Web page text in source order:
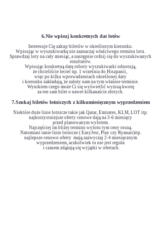
6.Nie wpisuj konkretnych dat lotów
Interesuje Cię zakup biletów w określonym kierunku.
Wpisując w wyszukiwarkę nie zaznaczaj właściwego terminu lotu.
Sprawdzaj loty na cały miesiąc, a następnie cofnij się do wyszukiwanych
rezultatów.
Wpisując konkretną datę roboty wyszukiwarki odnotują,
że chcieliście lecieć np. 1 września do Hiszpanii,
więc po kilku wprowadzeniach określonej daty
i kierunku zakładają, że zależy nam na tym właśnie terminie.
Wynikiem czego może Ci się wyświetlić wyższą kwotę
za ten sam bilet o nawet kilkanaście złotych.
7.Szukaj biletów lotniczych z kilkumiesięcznym wyprzedzeniem
Niektóre duże linie lotnicze takie jak Qatar, Emirates, KLM, LOT itp.
najkorzystniejsze oferty cenowe dają na 3-6 miesięcy
przed planowanym wylotem.
Najczęściej im bliżej terminu wylotu tym ceny rosną.
Natomiast tanie linie lotnicze ( EasyJest, Play czy Ryanair)itp.
najlepsze cenowo oferty mają zazwyczaj 2-4 miesięcznym
wyprzedzeniem, aczkolwiek to nie jest reguła
i czasem zdążają się wyjątki w ofertach.